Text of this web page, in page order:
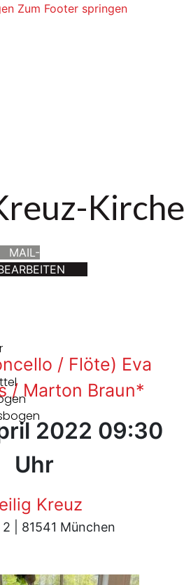
Zum Footer springen
Kirche
MAIL-
/ Flöte) Eva
/ Marton Braun*
2022 09:30
Uhr
Kreuz
| 81541 München